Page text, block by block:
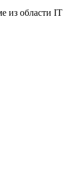
из области IT